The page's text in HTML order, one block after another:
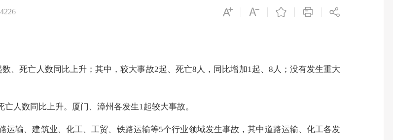
、死亡人数同比上升；其中，较大事故2起、死亡8人，同比增加1起、8人；没有发生重大
亡人数同比上升。厦门、漳州各发生1起较大事故。
运输、建筑业、化工、工贸、铁路运输等5个行业领域发生事故，其中道路运输、化工各发